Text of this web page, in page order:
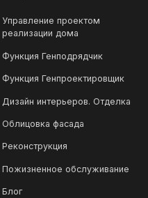
Управление проектом
реализации дома
Функция Генподрядчик
Функция Генпроектировщик
Дизайн интерьеров. Отделка
Облицовка фасада
Реконструкция
Пожизненное обслуживание
Блог